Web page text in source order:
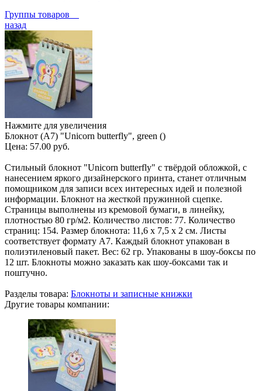
Группы товаров
назад
Нажмите для увеличения
Блокнот (А7) "Unicorn butterfly", green ()
Цена: 57.00 руб.
Стильный блокнот "Unicorn butterfly" с твёрдой обложкой, с
нанесением яркого дизайнерского принта, станет отличным
помощником для записи всех интересных идей и полезной
информации. Блокнот на жесткой пружинной сцепке.
Страницы выполнены из кремовой бумаги, в линейку,
плотностью 80 гр/м2. Количество листов: 77. Количество
страниц: 154. Размер блокнота: 11,6 х 7,5 х 2 см. Листы
соответствует формату А7. Каждый блокнот упакован в
полиэтиленовый пакет. Вес: 62 гр. Упакованы в шоу-боксы по
12 шт. Блокноты можно заказать как шоу-боксами так и
поштучно.
Разделы товара: Блокноты и записные книжки
Другие товары компании: